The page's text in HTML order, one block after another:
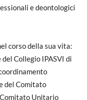
e deontologici
corso della sua vita:
Collegio IPASVI di
del Comitato
Unitario